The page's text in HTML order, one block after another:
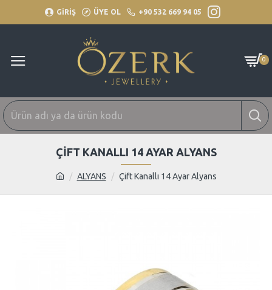
GİRİŞ ÜYE OL +90 532 669 94 05
0
ALYANS Çift Kanallı 14 Ayar Alyans
ÇIFT KANALLI 14 AYAR ALYANS